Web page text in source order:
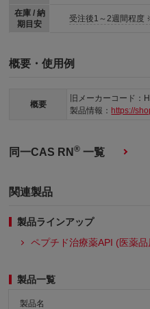
在庫 / 納
期目安
受注後1～2週間程度
概要・使用例
概要
旧メーカーコード：
製品情報： https://
同一CAS RN® 一覧
関連製品
製品ラインアップ
ペプチド治療薬API (医薬
製品一覧
製品名